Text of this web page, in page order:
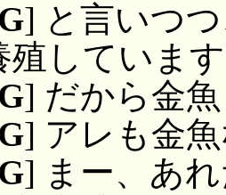
] と言いつ
殖していま
] だから金魚
] アレも金
] まー、あ